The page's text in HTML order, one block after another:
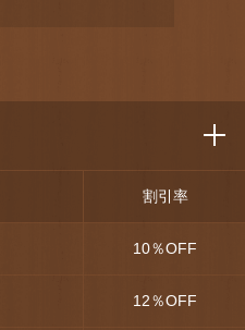
割引率
10％OFF
12％OFF